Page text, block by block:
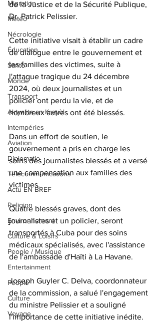
Migration
Météo
Nécrologie
Éducation
Santé
Monde
Transport
Aktyalite an Kreyòl
Intempéries
Aviation
Diplomatie
Télécommunications
Actu EN BREF
Religion
Environnement
Culture & Loisirs
People / Musique
Entertainment
People
Culture
Voyage
de la Justice et de la Sécurité Publique,
Dr. Patrick Pelissier.
Cette initiative visait à établir un cadre
de dialogue entre le gouvernement et
les familles des victimes, suite à
l'attaque tragique du 24 décembre
2024, où deux journalistes et un
policier ont perdu la vie, et de
nombreux autres ont été blessés.
Dans un effort de soutien, le
gouvernement a pris en charge les
soins des journalistes blessés et a versé
une compensation aux familles des
victimes.
Quatre blessés graves, dont des
journalistes et un policier, seront
transportés à Cuba pour des soins
médicaux spécialisés, avec l'assistance
de l'ambassade d'Haïti à La Havane.
Joseph Guyler C. Delva, coordonnateur
de la commission, a salué l'engagement
du ministre Pelissier et a souligné
l'importance de cette initiative inédite.